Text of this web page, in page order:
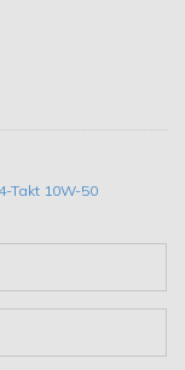
Takt 10W-50